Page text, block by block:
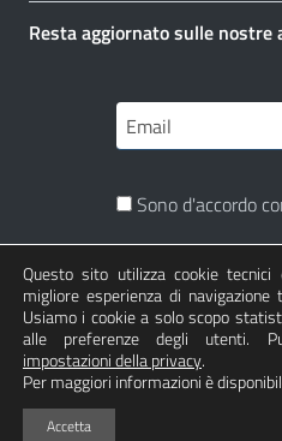
Resta aggiornato sulle
Sono d'accordo
Sezione Link Utili
Realizzato con
Questo sito utilizza cookie
migliore esperienza di
Usiamo i cookie a solo scopo
alle preferenze degli utenti.
impostazioni della privacy.
Per maggiori informazioni è
Accetta